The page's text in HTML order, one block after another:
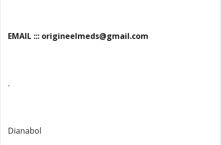
EMAIL ::: origineelmeds@gmail.com
.
Dianabol